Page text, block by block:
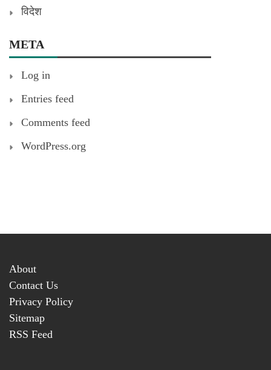
विदेश
META
Log in
Entries feed
Comments feed
WordPress.org
About
Contact Us
Privacy Policy
Sitemap
RSS Feed